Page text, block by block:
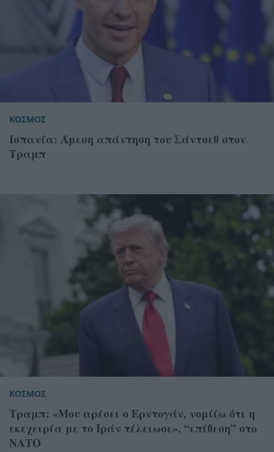
ΚΟΣΜΟΣ
Ισπανία: Άμεση απάντηση του Σάντσεθ στον
Τραμπ
ΚΟΣΜΟΣ
Τραμπ: «Μου αρέσει ο Ερντογάν, νομίζω ότι η
εκεχειρία με το Ιράν τέλειωσε», “επίθεση” στο
ΝΑΤΟ